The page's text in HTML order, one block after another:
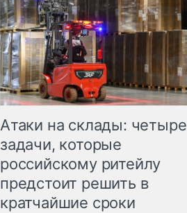
Атаки на склады: четыре
задачи, которые
российскому ритейлу
предстоит решить в
кратчайшие сроки